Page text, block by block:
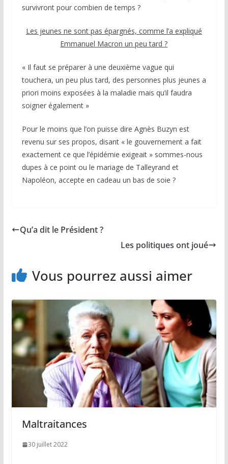
survivront pour combien de temps ?
Les jeunes ne sont pas épargnés, comme l’a expliqué
Emmanuel Macron un peu tard ?
« Il faut se préparer à une deuxième vague qui
touchera, un peu plus tard, des personnes plus jeunes a
priori moins exposées à la maladie mais qu’il faudra
soigner également »
Pour le moins que l’on puisse dire Agnès Buzyn est
revenu sur ses propos, disant « le gouvernement a fait
exactement ce que l’épidémie exigeait » sommes-nous
dupes à ce point ou le mariage de Talleyrand et
Napoléon, accepte en cadeau un bas de soie ?
Qu’a dit le Président ?
Les politiques ont joué
Vous pourrez aussi aimer
Maltraitances
30 juillet 2022